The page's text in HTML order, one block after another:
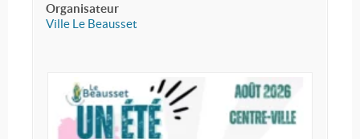
Organisateur
Ville Le Beausset